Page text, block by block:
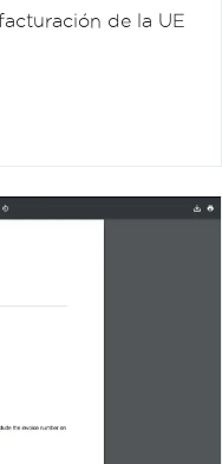
de la UE